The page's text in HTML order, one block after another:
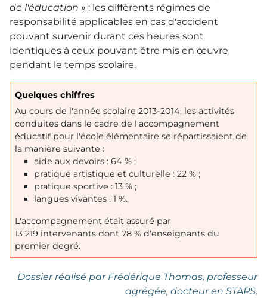
de l'éducation » : les différents régimes de
responsabilité applicables en cas d'accident
pouvant survenir durant ces heures sont
identiques à ceux pouvant être mis en œuvre
pendant le temps scolaire.
Quelques chiffres
Au cours de l'année scolaire 2013-2014, les activités
conduites dans le cadre de l'accompagnement
éducatif pour l'école élémentaire se répartissaient de
la manière suivante :
aide aux devoirs : 64 % ;
pratique artistique et culturelle : 22 % ;
pratique sportive : 13 % ;
langues vivantes : 1 %.
L'accompagnement était assuré par
13 219 intervenants dont 78 % d'enseignants du
premier degré.
Dossier réalisé par Frédérique Thomas, professeur
agrégée, docteur en STAPS,